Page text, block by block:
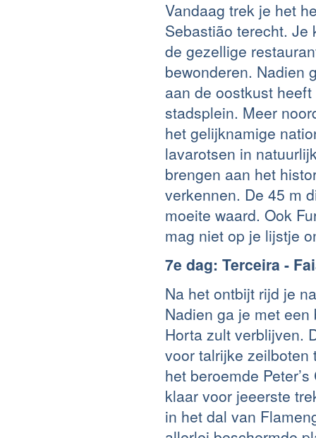
Vandaag trek je het
Sebastião terecht.
de gezellige
bewonderen. Nadien
aan de oostkust
stadsplein. Meer
het gelijknamige
lavarotsen in
brengen aan het
verkennen. De 45 m
moeite waard. Ook
mag niet op je lijstje
7e dag: Terceira -
Na het ontbijt rijd je
Nadien ga je met
Horta zult verblijven.
voor talrijke zeilboten
het beroemde
klaar voor jeeerste
in het dal van